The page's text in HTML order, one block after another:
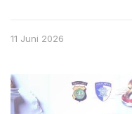
11 Juni 2026